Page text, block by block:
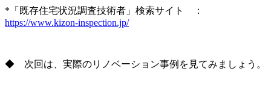
*「既存住宅状況調査技術者」検索サイト ：
https://www.kizon-inspection.jp/
◆ 次回は、実際のリノベーション事例を見てみましょう。